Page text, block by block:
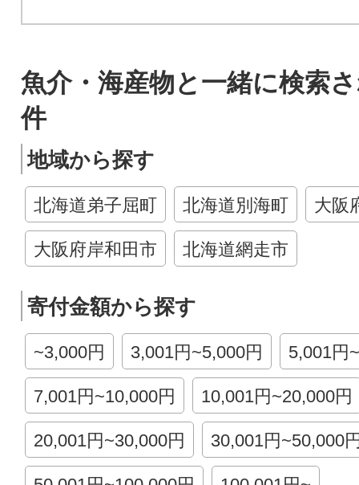
魚介・海産物と一緒に検索
件
地域から探す
北海道弟子屈町 北海道別海町 大阪
大阪府岸和田市 北海道網走市
寄付金額から探す
~3,000円 3,001円~5,000円 5,001円
7,001円~10,000円 10,001円~20,000円
20,001円~30,000円 30,001円~50,000